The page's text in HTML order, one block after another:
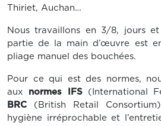
Thiriet, Auchan…
Nous travaillons en 3/8, jours
partie de la main d’œuvre est
pliage manuel des bouchées.
Pour ce qui est des normes,
aux normes IFS(International
BRC (British Retail
hygiène irréprochable et